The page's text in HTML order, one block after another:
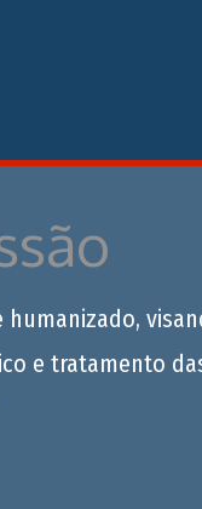
e tratamento